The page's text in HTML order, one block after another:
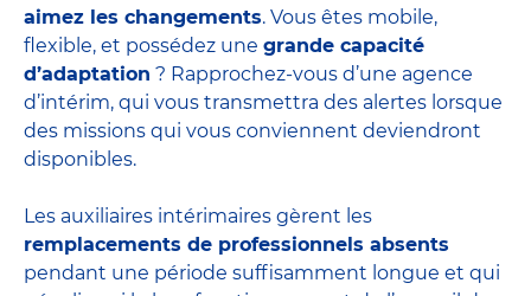
aimez les changements. Vous êtes mobile,
flexible, et possédez une grande capacité
d’adaptation ? Rapprochez-vous d’une agence
d’intérim, qui vous transmettra des alertes lorsque
des missions qui vous conviennent deviendront
disponibles.
Les auxiliaires intérimaires gèrent les
remplacements de professionnels absents
pendant une période suffisamment longue et qui